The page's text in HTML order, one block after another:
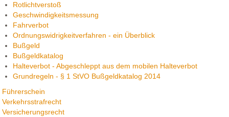
Rotlichtverstoß
Geschwindigkeitsmessung
Fahrverbot
Ordnungswidrigkeitverfahren - ein Überblick
Bußgeld
Bußgeldkatalog
Halteverbot - Abgeschleppt aus dem mobilen Halteverbot
Grundregeln - § 1 StVO Bußgeldkatalog 2014
Führerschein
Verkehrsstrafrecht
Versicherungsrecht